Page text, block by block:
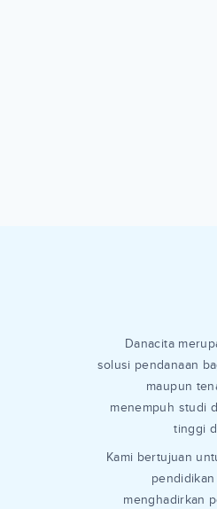
Danacita
solusi pendanaan
maupun
menempuh studi
tinggi
Kami bertujuan
menghadirkan